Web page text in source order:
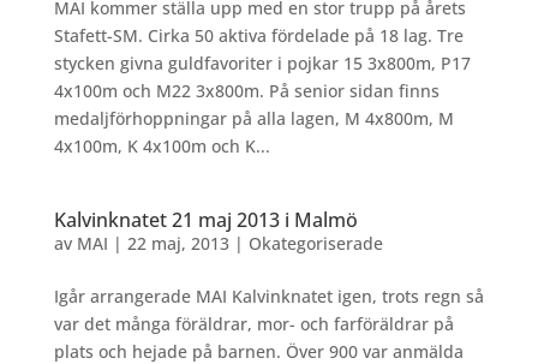
MAI kommer ställa upp med en stor trupp på årets
Stafett-SM. Cirka 50 aktiva fördelade på 18 lag. Tre
stycken givna guldfavoriter i pojkar 15 3x800m, P17
4x100m och M22 3x800m. På senior sidan finns
medaljförhoppningar på alla lagen, M 4x800m, M
4x100m, K 4x100m och K...
Kalvinknatet 21 maj 2013 i Malmö
av MAI | 22 maj, 2013| Okategoriserade
Igår arrangerade MAI Kalvinknatet igen, trots regn så
var det många föräldrar, mor- och farföräldrar på
plats och hejade på barnen. Över 900 var anmälda